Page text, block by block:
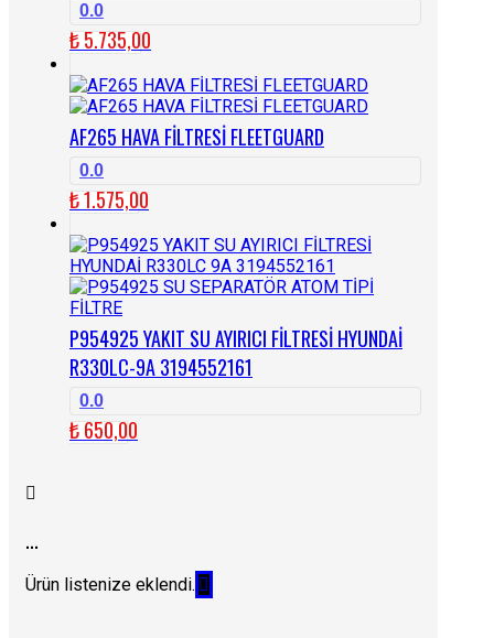
0.0
₺5.735,00
AF265 HAVA FİLTRESİ FLEETGUARD
0.0
₺1.575,00
P954925 YAKIT SU AYIRICI FİLTRESİ HYUNDAİ
R330LC-9A 3194552161
0.0
₺650,00
...
Ürün listenize eklendi.